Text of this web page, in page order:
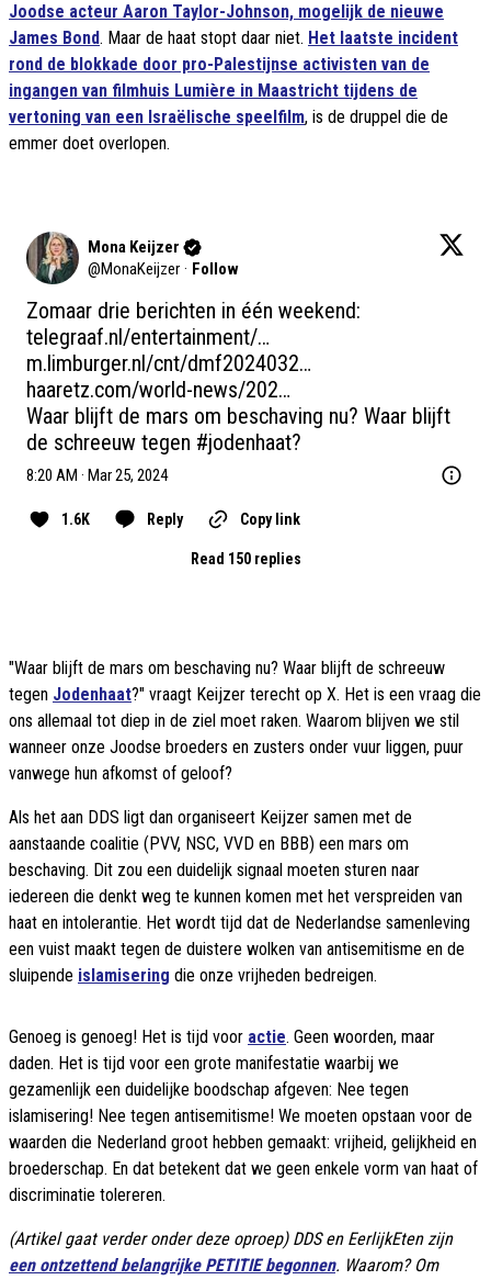
Joodse acteur Aaron Taylor-Johnson, mogelijk de nieuwe
James Bond. Maar de haat stopt daar niet. Het laatste incident
rond de blokkade door pro-Palestijnse activisten van de
ingangen van filmhuis Lumière in Maastricht tijdens de
vertoning van een Israëlische speelfilm, is de druppel die de
emmer doet overlopen.
Mona Keijzer
@MonaKeijzer · Follow
telegraaf.nl/entertainment/…
m.limburger.nl/cnt/dmf2024032…
haaretz.com/world-news/202…
Waar blijft de mars om beschaving nu? Waar blijft
de schreeuw tegen #jodenhaat?
8:20 AM · Mar 25, 2024
1.6K Reply Copy link
Read 150 replies
"Waar blijft de mars om beschaving nu? Waar blijft de schreeuw
tegen Jodenhaat?" vraagt Keijzer terecht op X. Het is een vraag die
ons allemaal tot diep in de ziel moet raken. Waarom blijven we stil
wanneer onze Joodse broeders en zusters onder vuur liggen, puur
vanwege hun afkomst of geloof?
Als het aan DDS ligt dan organiseert Keijzer samen met de
aanstaande coalitie (PVV, NSC, VVD en BBB) een mars om
beschaving. Dit zou een duidelijk signaal moeten sturen naar
iedereen die denkt weg te kunnen komen met het verspreiden van
haat en intolerantie. Het wordt tijd dat de Nederlandse samenleving
een vuist maakt tegen de duistere wolken van antisemitisme en de
sluipende islamisering die onze vrijheden bedreigen.
Genoeg is genoeg! Het is tijd voor actie. Geen woorden, maar
daden. Het is tijd voor een grote manifestatie waarbij we
gezamenlijk een duidelijke boodschap afgeven: Nee tegen
islamisering! Nee tegen antisemitisme! We moeten opstaan voor de
waarden die Nederland groot hebben gemaakt: vrijheid, gelijkheid en
broederschap. En dat betekent dat we geen enkele vorm van haat of
discriminatie tolereren.
(Artikel gaat verder onder deze oproep) DDS en EerlijkEten zijn
een ontzettend belangrijke PETITIE begonnen. Waarom? Om